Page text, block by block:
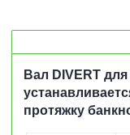
Вал DIVERT
протяжку